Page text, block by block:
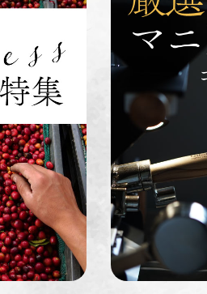
定期便
ホンジュラ
ス
ルワンダ